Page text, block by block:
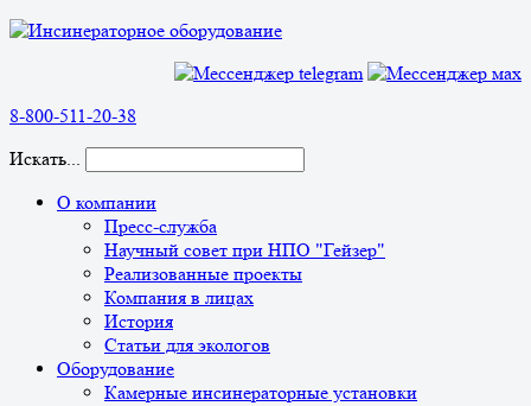
8-800-511-20-38
Искать...
О компании
Пресс-служба
Научный совет при НПО "Гейзер"
Реализованные проекты
Компания в лицах
История
Статьи для экологов
Оборудование
Камерные инсинераторные установки